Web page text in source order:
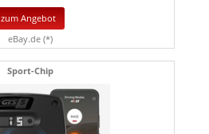
zum Angebot
eBay.de (*)
Sport-Chip